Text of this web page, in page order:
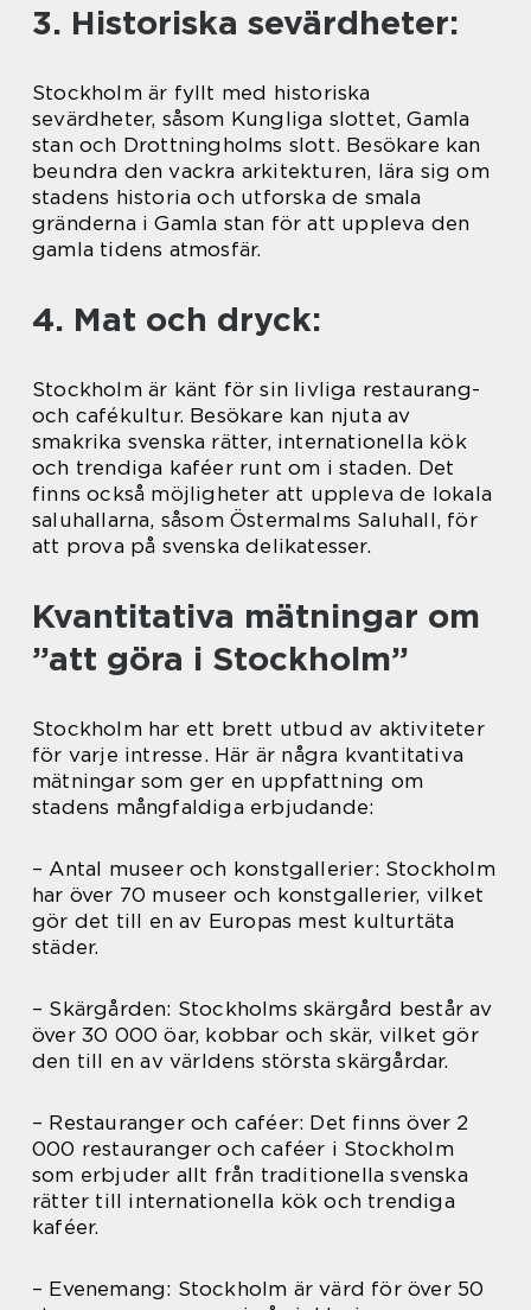
3. Historiska sevärdheter:
Stockholm är fyllt med historiska
sevärdheter, såsom Kungliga slottet, Gamla
stan och Drottningholms slott. Besökare kan
beundra den vackra arkitekturen, lära sig om
stadens historia och utforska de smala
gränderna i Gamla stan för att uppleva den
gamla tidens atmosfär.
4. Mat och dryck:
Stockholm är känt för sin livliga restaurang-
och cafékultur. Besökare kan njuta av
smakrika svenska rätter, internationella kök
och trendiga kaféer runt om i staden. Det
finns också möjligheter att uppleva de lokala
saluhallarna, såsom Östermalms Saluhall, för
att prova på svenska delikatesser.
Kvantitativa mätningar om
”att göra i Stockholm”
Stockholm har ett brett utbud av aktiviteter
för varje intresse. Här är några kvantitativa
mätningar som ger en uppfattning om
stadens mångfaldiga erbjudande:
– Antal museer och konstgallerier: Stockholm
har över 70 museer och konstgallerier, vilket
gör det till en av Europas mest kulturtäta
städer.
– Skärgården: Stockholms skärgård består av
över 30 000 öar, kobbar och skär, vilket gör
den till en av världens största skärgårdar.
– Restauranger och caféer: Det finns över 2
000 restauranger och caféer i Stockholm
som erbjuder allt från traditionella svenska
rätter till internationella kök och trendiga
kaféer.
– Evenemang: Stockholm är värd för över 50